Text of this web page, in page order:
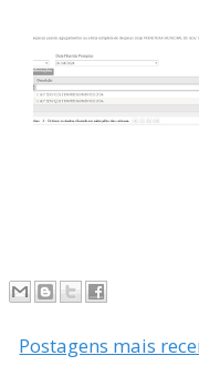
Postagens mais